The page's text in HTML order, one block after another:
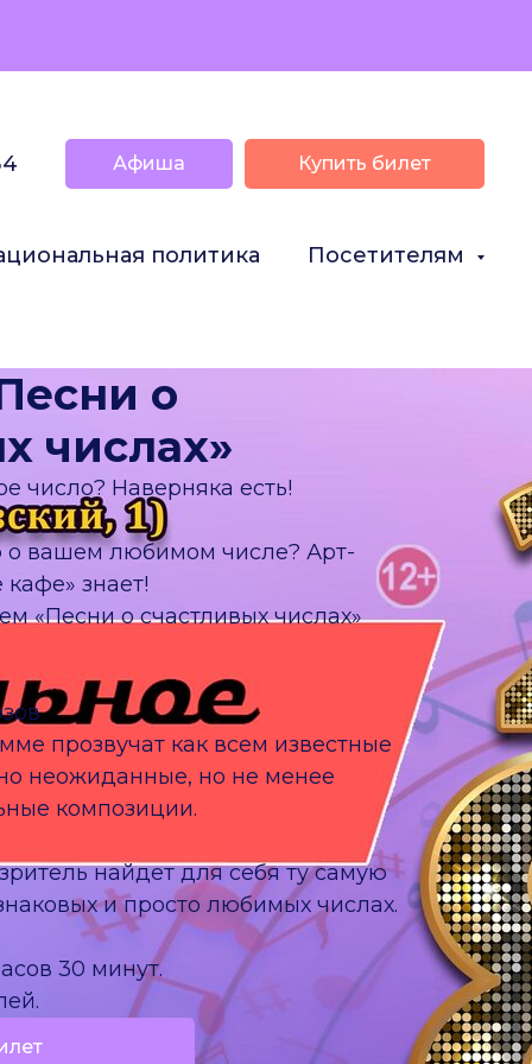
Афиша Купить билет
политика Посетителям
о
числах»
число? Наверняка есть!
о вашем любимом числе? Арт-
знает!
«Песни о счастливых числах»
прозвучат как всем известные
неожиданные, но не менее
композиции.
найдет для себя ту самую
и просто любимых числах.
30 минут.